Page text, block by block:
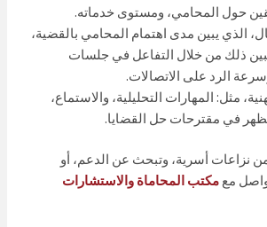
حول المحامي، ومستوى خدماته.
الذي يبين مدى اهتمام المحامي بالقضية،
ذلك من خلال التفاعل في جلسات
الرد على الاتصالات.
مثل: المهارات التحليلية، والاستماع،
في مقترحات حل القضايا.
نزاعات أسرية، وتبحث عن الدعم، أو
معمكتب المحاماة والاستشارات